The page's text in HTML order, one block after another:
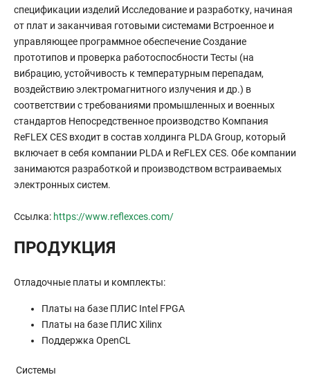
спецификации изделий Исследование и разработку, начиная
от плат и заканчивая готовыми системами Встроенное и
управляющее программное обеспечение Создание
прототипов и проверка работоспосбности Тесты (на
вибрацию, устойчивость к температурным перепадам,
воздействию электромагнитного излучения и др.) в
соответствии с требованиями промышленных и военных
стандартов Непосредственное производство Компания
ReFLEX CES входит в состав холдинга PLDA Group, который
включает в себя компании PLDA и ReFLEX CES. Обе компании
занимаются разработкой и производством встраиваемых
электронных систем.
Ссылка: https://www.reflexces.com/
ПРОДУКЦИЯ
Отладочные платы и комплекты:
Платы на базе ПЛИС Intel FPGA
Платы на базе ПЛИС Xilinx
Поддержка OpenCL
Системы